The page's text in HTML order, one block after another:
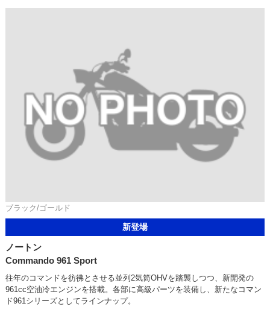
ブラック/ゴールド
新登場
ノートン
Commando 961 Sport
往年のコマンドを彷彿とさせる並列2気筒OHVを踏襲しつつ、新開発の
961cc空油冷エンジンを搭載。各部に高級パーツを装備し、新たなコマン
ド961シリーズとしてラインナップ。